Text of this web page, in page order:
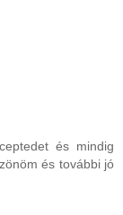
és mindig
és további jó